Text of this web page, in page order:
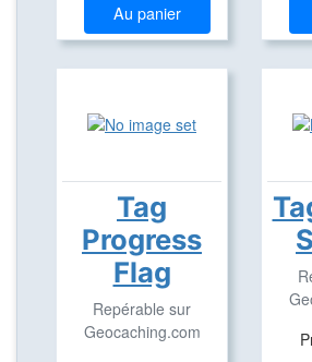
Au panier
Tag
Progress
Flag
Repérable sur
Geocaching.com